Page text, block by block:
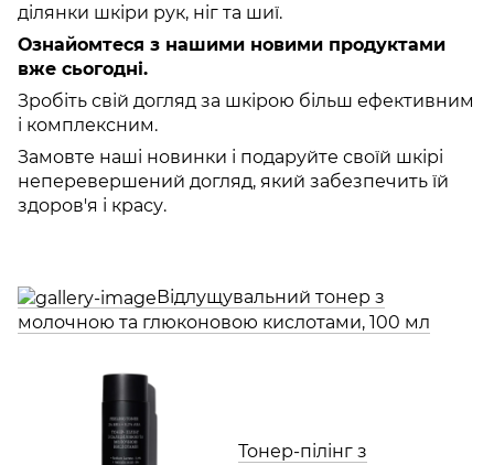
ділянки шкіри рук, ніг та шиї.
Ознайомтеся з нашими новими продуктами
вже сьогодні.
Зробіть свій догляд за шкірою більш ефективним
і комплексним.
Замовте наші новинки і подаруйте своїй шкірі
неперевершений догляд, який забезпечить їй
здоров'я і красу.
Відлущувальний тонер з
молочною та глюконовою кислотами, 100 мл
Тонер-пілінг з